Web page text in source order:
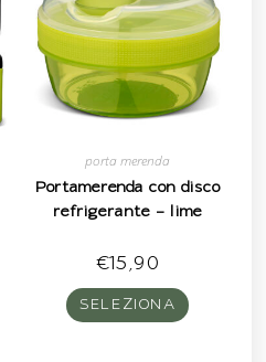
porta merenda
Portamerenda con disco
refrigerante – lime
€15,90
SELEZIONA